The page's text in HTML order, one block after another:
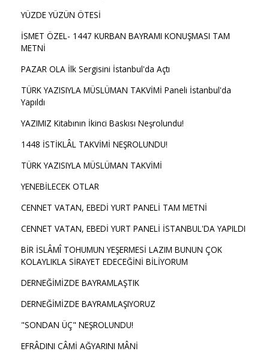
YÜZDE YÜZÜN ÖTESİ
İSMET ÖZEL- 1447 KURBAN BAYRAMI KONUŞMASI TAM
METNİ
PAZAR OLA İlk Sergisini İstanbul'da Açtı
TÜRK YAZISIYLA MÜSLÜMAN TAKVİMİ Paneli İstanbul'da
Yapıldı
YAZIMIZ Kitabının İkinci Baskısı Neşrolundu!
1448 İSTİKLÂL TAKVİMİ NEŞROLUNDU!
TÜRK YAZISIYLA MÜSLÜMAN TAKVİMİ
YENEBİLECEK OTLAR
CENNET VATAN, EBEDİ YURT PANELİ TAM METNİ
CENNET VATAN, EBEDİ YURT PANELİ İSTANBUL'DA YAPILDI
BİR İSLÂMÎ TOHUMUN YEŞERMESİ LAZIM BUNUN ÇOK
KOLAYLIKLA SİRAYET EDECEĞİNİ BİLİYORUM
DERNEĞİMİZDE BAYRAMLAŞTIK
DERNEĞİMİZDE BAYRAMLAŞIYORUZ
"SONDAN ÜÇ" NEŞROLUNDU!
EFRÂDINI CÂMİ AĞYARINI MÂNİ